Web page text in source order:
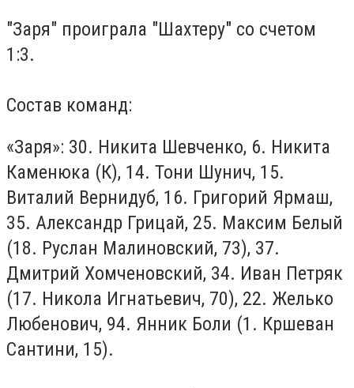
"Заря" проиграла "Шахтеру" со счетом
1:3.
Состав команд:
«Заря»: 30. Никита Шевченко, 6. Никита
Каменюка (К), 14. Тони Шунич, 15.
Виталий Вернидуб, 16. Григорий Ярмаш,
35. Александр Грицай, 25. Максим Белый
(18. Руслан Малиновский, 73), 37.
Дмитрий Хомченовский, 34. Иван Петряк
(17. Никола Игнатьевич, 70), 22. Желько
Любенович, 94. Янник Боли (1. Кршеван
Сантини, 15).